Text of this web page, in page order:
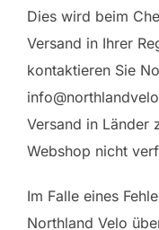
Dies wird beim
Versand in Ihrer
kontaktieren Sie
Versand in Länder
Webshop nicht
Im Falle eines
Northland Velo